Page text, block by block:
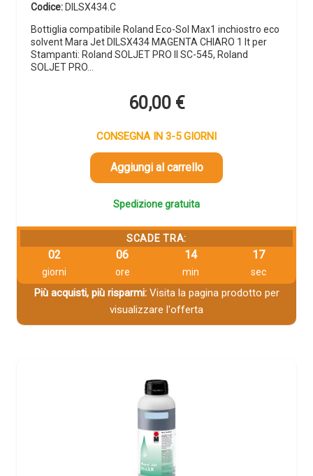
Codice: DILSX434.C
Bottiglia compatibile Roland Eco-Sol Max1 inchiostro eco
solvent Mara Jet DILSX434 MAGENTA CHIARO 1 lt per
Stampanti: Roland SOLJET PRO II SC-545, Roland
SOLJET PRO…
60,00 €
CONSEGNA IN 3-5 GIORNI
Aggiungi al carrello
Spedizione gratuita
SCADE TRA:
02
giorni
06
ore
14
min
16
sec
Più acquisti, più risparmi:Visita la pagina prodotto per
visualizzare l'offerta